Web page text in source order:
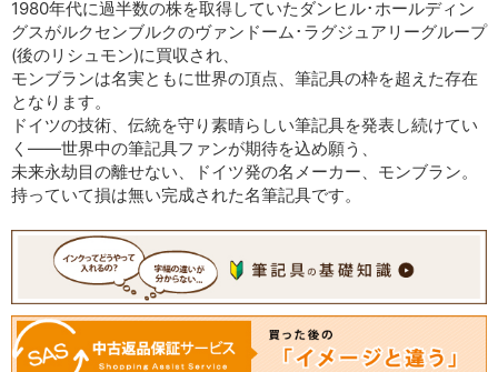
1980年代に過半数の株を取得していたダンヒル･ホールディン
グスがルクセンブルクのヴァンドーム･ラグジュアリーグループ
(後のリシュモン)に買収され、
モンブランは名実ともに世界の頂点、筆記具の枠を超えた存在
となります。
ドイツの技術、伝統を守り素晴らしい筆記具を発表し続けてい
く――世界中の筆記具ファンが期待を込め願う、
未来永劫目の離せない、ドイツ発の名メーカー、モンブラン。
持っていて損は無い完成された名筆記具です。